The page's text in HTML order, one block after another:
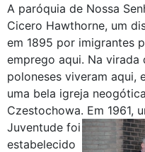
A paróquia de Nossa
Cicero Hawthorne, um
em 1895 por imigrantes
emprego aqui. Na virada
poloneses viveram aqui,
uma bela igreja
Czestochowa. Em 1961,
Juventude foi
estabelecido